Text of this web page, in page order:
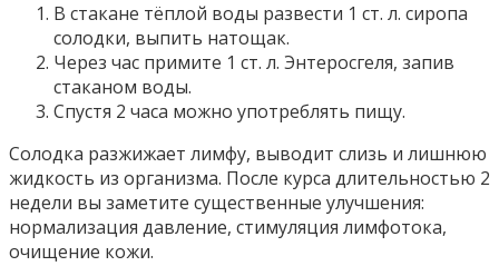
В стакане тёплой воды развести 1 ст. л. сиропа
солодки, выпить натощак.
Через час примите 1 ст. л. Энтеросгеля, запив
стаканом воды.
Спустя 2 часа можно употреблять пищу.
Солодка разжижает лимфу, выводит слизь и лишнюю
жидкость из организма. После курса длительностью 2
недели вы заметите существенные улучшения:
нормализация давление, стимуляция лимфотока,
очищение кожи.